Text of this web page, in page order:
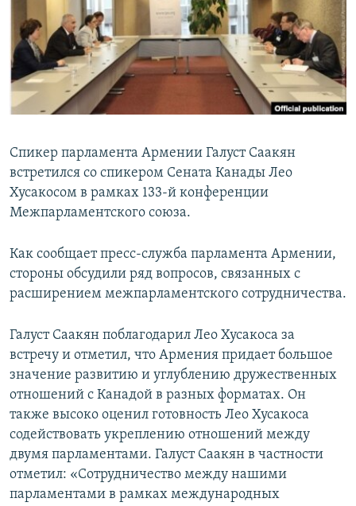
АРХИВ
Հայերեն
English
Все сайты Радио Азатутюн
Спикер парламента Армении Галуст Саакян
встретился со спикером Сената Канады Лео
Хусакосом в рамках 133-й конференции
Межпарламентского союза.
Как сообщает пресс-служба парламента Армении,
стороны обсудили ряд вопросов, связанных с
расширением межпарламентского сотрудничества.
Галуст Саакян поблагодарил Лео Хусакоса за
встречу и отметил, что Армения придает большое
значение развитию и углублению дружественных
отношений с Канадой в разных форматах. Он
также высоко оценил готовность Лео Хусакоса
содействовать укреплению отношений между
двумя парламентами. Галуст Саакян в частности
отметил: «Сотрудничество между нашими
парламентами в рамках международных